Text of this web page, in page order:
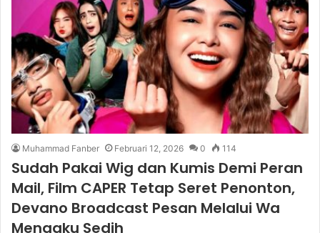
Muhammad Fanber Februari 12, 2026 0 114
Sudah Pakai Wig dan Kumis Demi Peran
Mail, Film CAPER Tetap Seret Penonton,
Devano Broadcast Pesan Melalui Wa
Mengaku Sedih